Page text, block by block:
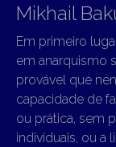
Mikhail
Em primeiro
em anarquismo
provável que
capacidade de
ou prática, sem
individuais, ou a